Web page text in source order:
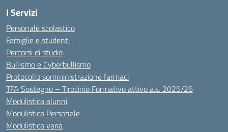
I Servizi
Personale scolastico
Famiglie e studenti
Percorsi di studio
Bullismo e Cyberbullismo
Protocollo somministrazione farmaci
TFA Sostegno – Tirocinio Formativo attivo a.s. 2025/26
Modulistica alunni
Modulistica Personale
Modulistica varia